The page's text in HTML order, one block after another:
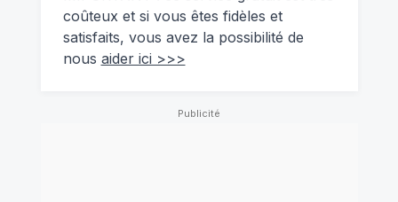
coûteux et si vous êtes fidèles et
satisfaits, vous avez la possibilité de
nous aider ici >>>